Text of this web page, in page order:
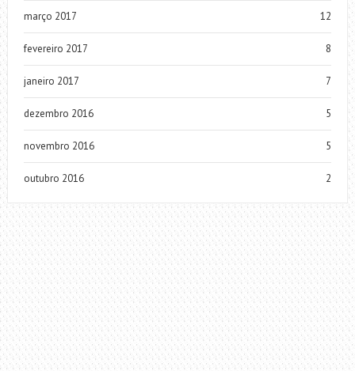
março 2017 12
fevereiro 2017 8
janeiro 2017 7
dezembro 2016 5
novembro 2016 5
outubro 2016 2